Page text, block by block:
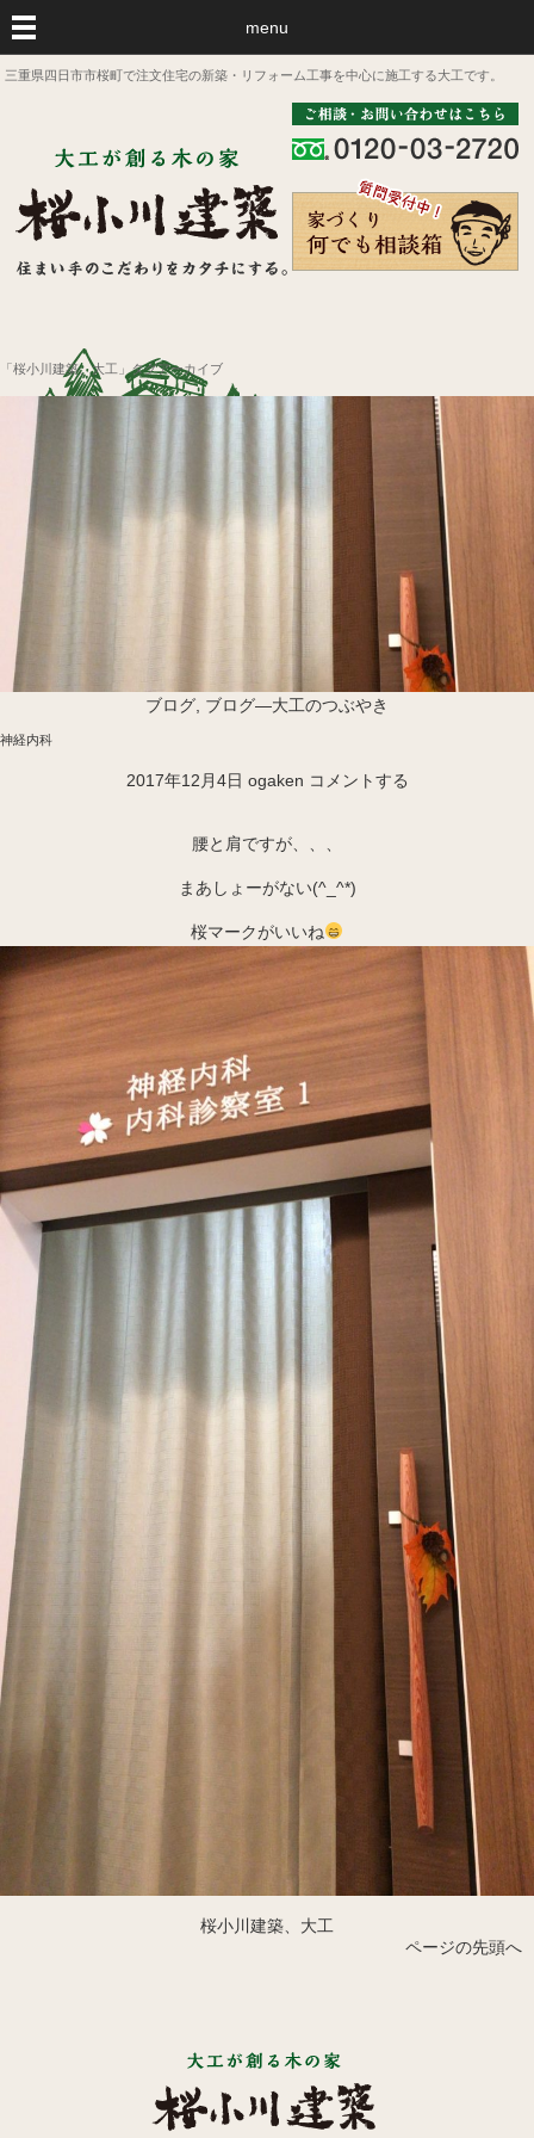
menu
三重県四日市市桜町で注文住宅の新築・リフォーム工事を中心に施工する大工です。
「桜小川建築、大工」タグアーカイブ
ブログ ブログ―大工のつぶやき
神経内科
2017年12月4日 ogaken コメントする
腰と肩ですが、、、
まあしょーがない(^_^*)
桜マークがいいね
桜小川建築、大工
ページの先頭へ